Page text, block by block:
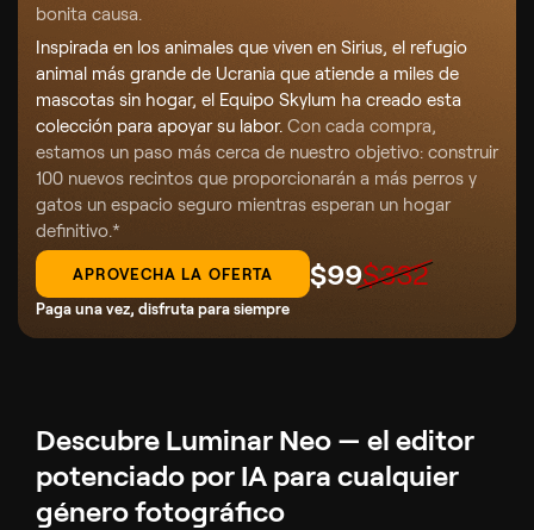
bonita causa.
Inspirada en los animales que viven en Sirius, el refugio
animal más grande de Ucrania que atiende a miles de
mascotas sin hogar, el Equipo Skylum ha creado esta
colección para apoyar su labor. Con cada compra,
estamos un paso más cerca de nuestro objetivo: construir
100 nuevos recintos que proporcionarán a más perros y
gatos un espacio seguro mientras esperan un hogar
definitivo.*
APROVECHA LA OFERTA $99$332
Paga una vez, disfruta para siempre
Descubre Luminar Neo — el editor
potenciado por IA para cualquier
género fotográfico